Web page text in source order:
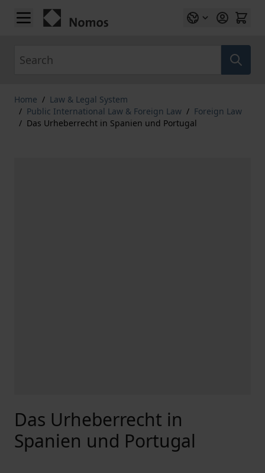
Skip to Content
Home / Law & Legal System
/ Public International Law & Foreign Law / Foreign Law
/ Das Urheberrecht in Spanien und Portugal
Das Urheberrecht in
Spanien und Portugal